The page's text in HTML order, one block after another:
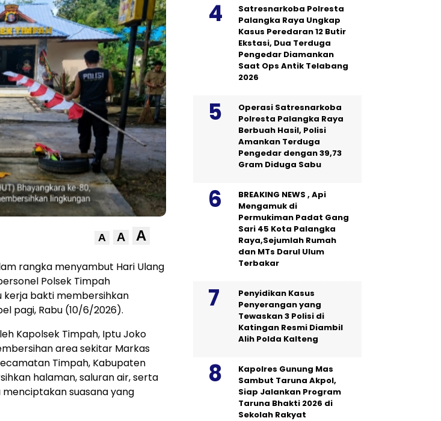
A A A
rangka menyambut Hari Ulang
Polsek Timpah
kerja bakti membersihkan
pagi, Rabu (10/6/2026).
Kapolsek Timpah, Iptu Joko
area sekitar Markas
Timpah, Kabupaten
halaman, saluran air, serta
suasana yang
Satresnarkoba Polresta
Palangka Raya Ungkap
Kasus Peredaran 12 Butir
Ekstasi, Dua Terduga
Pengedar Diamankan
Saat Ops Antik Telabang
2026
Operasi Satresnarkoba
Polresta Palangka Raya
Berbuah Hasil, Polisi
Amankan Terduga
Pengedar dengan 39,73
Gram Diduga Sabu
BREAKING NEWS , Api
Mengamuk di
Permukiman Padat Gang
Sari 45 Kota Palangka
Raya,Sejumlah Rumah
dan MTs Darul Ulum
Terbakar
Penyidikan Kasus
Penyerangan yang
Tewaskan 3 Polisi di
Katingan Resmi Diambil
Alih Polda Kalteng
Kapolres Gunung Mas
Sambut Taruna Akpol,
Siap Jalankan Program
Taruna Bhakti 2026 di
Sekolah Rakyat